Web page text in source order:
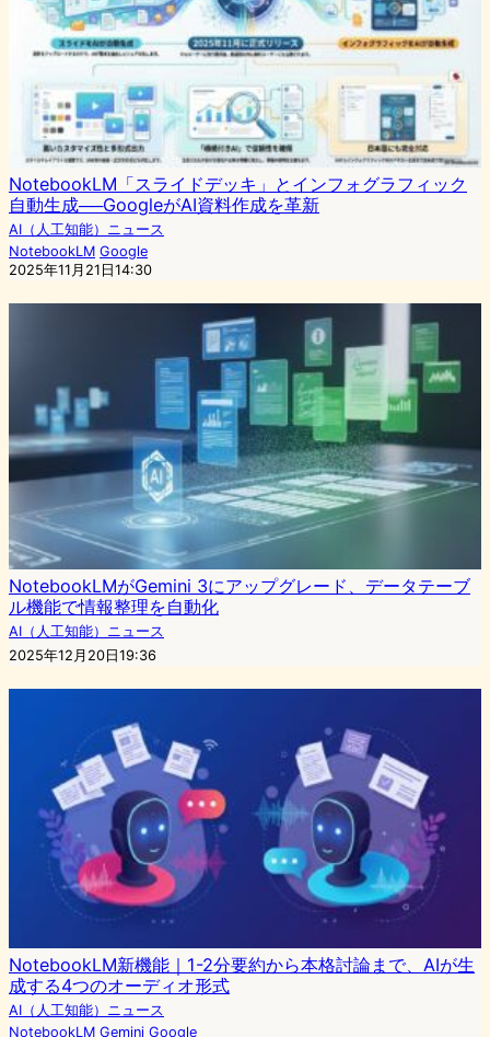
NotebookLM「スライドデッキ」とインフォグラフィック
自動生成──GoogleがAI資料作成を革新
AI（人工知能）ニュース
NotebookLM Google
2025年11月21日14:30
NotebookLMがGemini 3にアップグレード、データテーブ
ル機能で情報整理を自動化
AI（人工知能）ニュース
2025年12月20日19:36
NotebookLM新機能｜1-2分要約から本格討論まで、AIが生
成する4つのオーディオ形式
AI（人工知能）ニュース
NotebookLM Gemini Google